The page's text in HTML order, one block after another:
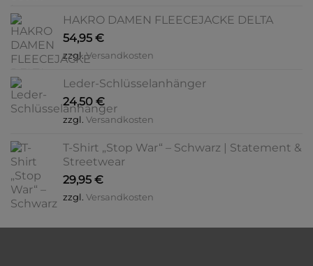
HAKRO DAMEN FLEECEJACKE DELTA
54,95 €
zzgl.Versandkosten
Leder-Schlüsselanhänger
24,50 €
zzgl. Versandkosten
T-Shirt „Stop War“ – Schwarz | Statement &
Streetwear
29,95 €
zzgl. Versandkosten